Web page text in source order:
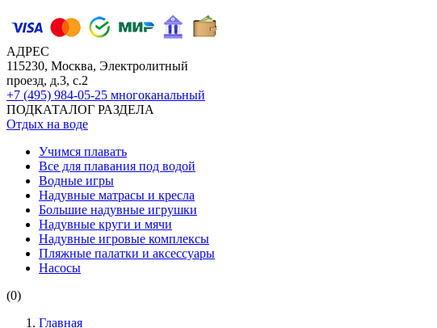
АДРЕС
115230, Москва, Электролитный
проезд, д.3, с.2
+7 (495) 984-05-25 многоканальный
ПОДКАТАЛОГ РАЗДЕЛА
Отдых на воде
Учимся плавать
Все для плавания под водой
Водные игры
Надувные матрасы и кресла
Большие надувные игрушки
Надувные круги и мячи
Надувные игровые комплексы
Пляжные палатки и аксессуары
Насосы
(0)
Главная